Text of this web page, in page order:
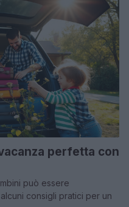
perfetta con
può essere
consigli pratici per un